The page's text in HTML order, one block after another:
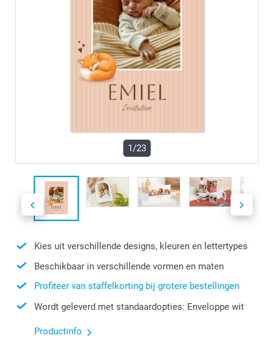
1/23
Kies uit verschillende designs, kleuren en lettertypes
Beschikbaar in verschillende vormen en maten
Profiteer van staffelkorting bij grotere bestellingen
Wordt geleverd met standaardopties: Enveloppe wit
Productinfo